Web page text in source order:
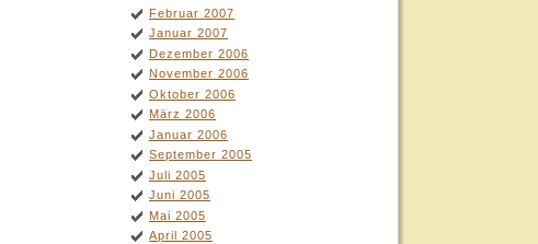
Februar 2007
Januar 2007
Dezember 2006
November 2006
Oktober 2006
März 2006
Januar 2006
September 2005
Juli 2005
Juni 2005
Mai 2005
April 2005